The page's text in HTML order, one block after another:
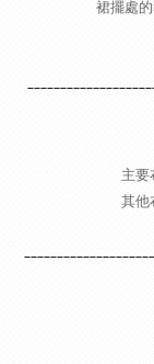
裙擺處
主要
其他